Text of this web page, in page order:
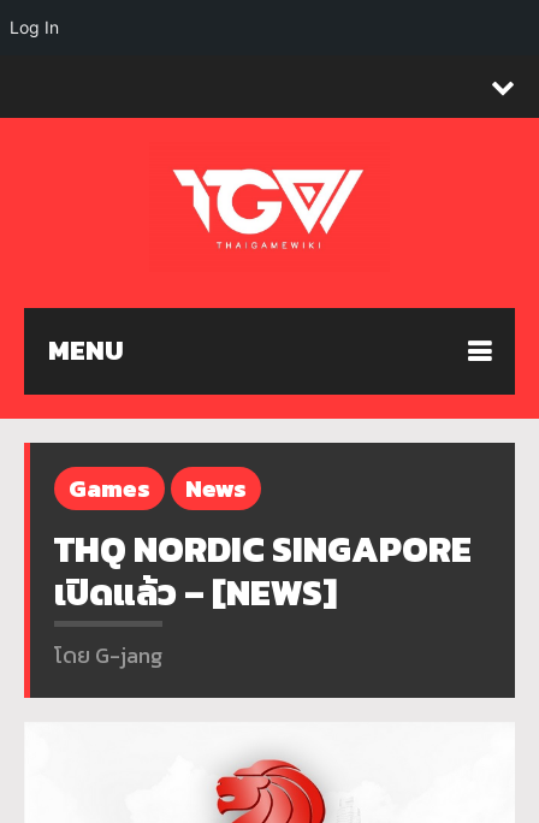
MENU
Games News
THQ NORDIC SINGAPORE
เปิดแล้ว – [NEWS]
โดย G-jang
Log In